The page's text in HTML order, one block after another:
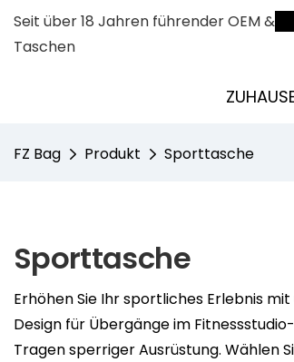
Seit über 18 Jahren führender OEM &
Taschen
FZ Bag Produkt Sporttasche
Sporttasche
Erhöhen Sie Ihr sportliches Erlebnis
Design für Übergänge im
Tragen sperriger Ausrüstung. Wählen